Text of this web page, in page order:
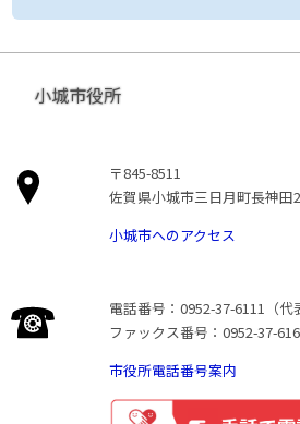
小城市役所
〒845-8511
佐賀県小城市三日月町長神田
小城市へのアクセス
電話番号：0952-37-6111（代
ファックス番号：0952-37-
市役所電話番号案内